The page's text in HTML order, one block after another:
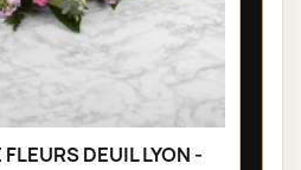
DEUIL LYON -